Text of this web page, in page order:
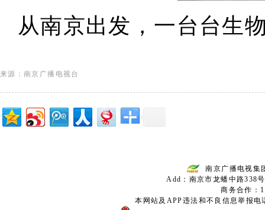
从南京出发，一台台生
来源：南京广播电视台
南京广播电视集
Add：南京市龙蟠中路
商务合作：
本网站及APP违法和不良信息举报